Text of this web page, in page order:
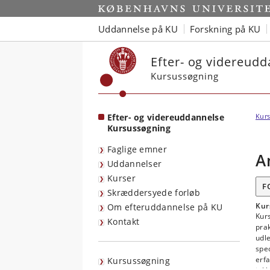
Start
Uddannelse på KU Forskning på KU
Efter- og
Kursussøgning
Efter- og videreuddannelse
Kursussøgning
Faglige emner
Uddannelser
Kurser
Skræddersyede forløb
Om efteruddannelse på KU
Kontakt
Kursussøgning